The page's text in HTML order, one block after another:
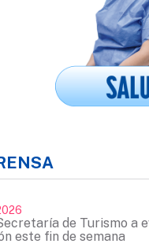
de Turismo a
este fin de semana